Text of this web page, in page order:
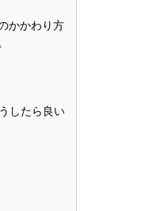
かかわり方
したら良い